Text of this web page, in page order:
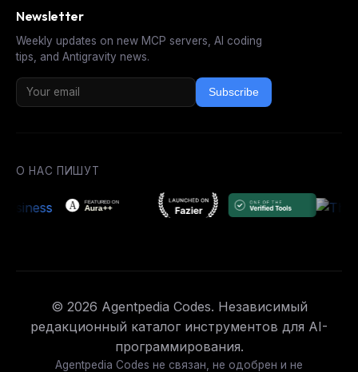
Newsletter
Weekly updates on new MCP servers, AI coding
tips, and Antigravity news.
Subscribe
О НАС ПИШУТ
© 2026 Agentpedia Codes. Независимый
редакционный каталог инструментов для AI-
программирования.
Agentpedia Codes не связан, не одобрен и не